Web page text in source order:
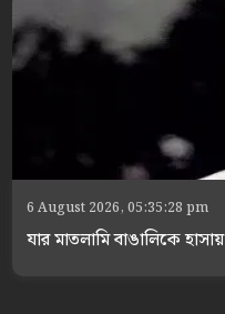
6 August 2026, 05:35:28 pm
যার মাতলামি বাঙালিকে হাসায়